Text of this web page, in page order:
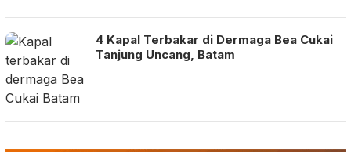
4 Kapal Terbakar di Dermaga Bea Cukai
Tanjung Uncang, Batam